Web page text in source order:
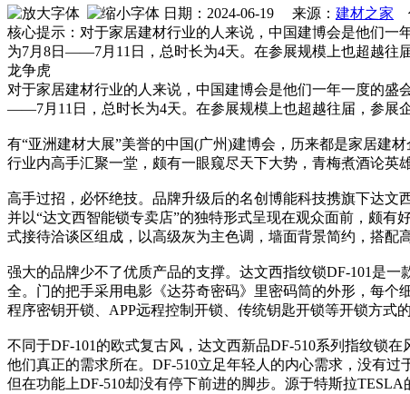
日期：2024-06-19 来源： 建材之家
核心提示：对于家居建材行业的人来说，中国建博会是他们一
为7月8日——7月11日，总时长为4天。在参展规模上也超越往
龙争虎
对于家居建材行业的人来说，中国建博会是他们一年一度的盛
——7月11日，总时长为4天。在参展规模上也超越往届，参展
有“亚洲建材大展”美誉的中国(广州)建博会，历来都是家居建
行业内高手汇聚一堂，颇有一眼窥尽天下大势，青梅煮酒论英
高手过招，必怀绝技。品牌升级后的名创博能科技携旗下达文
并以“达文西智能锁专卖店”的独特形式呈现在观众面前，颇
式接待洽谈区组成，以高级灰为主色调，墙面背景简约，搭配
强大的品牌少不了优质产品的支撑。达文西指纹锁DF-101是
全。门的把手采用电影《达芬奇密码》里密码筒的外形，每
程序密钥开锁、APP远程控制开锁、传统钥匙开锁等开锁方式
不同于DF-101的欧式复古风，达文西新品DF-510系列指纹锁
他们真正的需求所在。DF-510立足年轻人的内心需求，没有
但在功能上DF-510却没有停下前进的脚步。源于特斯拉